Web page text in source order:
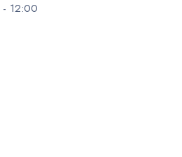
12:00